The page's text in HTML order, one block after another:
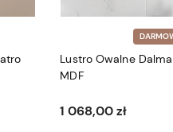
Lustro Owalne
MDF
1 068,00 zł